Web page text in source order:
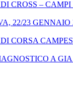
CROSS – CAMPI
22/23 GENNAIO
CORSA
A